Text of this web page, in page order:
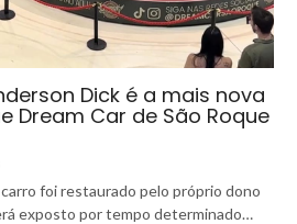
Dick é a mais nova
Dream Car de São Roque
foi restaurado pelo próprio dono
exposto por tempo determinado…